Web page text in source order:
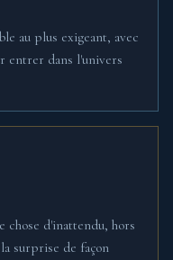
au plus exigeant, avec
entrer dans l'univers
chose d'inattendu, hors
surprise de façon